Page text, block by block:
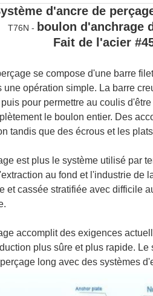
d'ancre de
T76N - boulon d'anchrage
Fait de l'acier
se compose d'une barre
opération simple. La barre
pour permettre au coulis
le boulon entier. Des
tandis que des écrous et les
est plus le système utilisé par
au fond et l'industrie de
cassée stratifiée avec difficile
accomplit des exigences
plus sûre et plus rapide.
long avec des systèmes